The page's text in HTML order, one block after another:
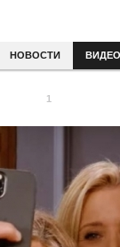
НОВОСТИ ВИДЕО
1